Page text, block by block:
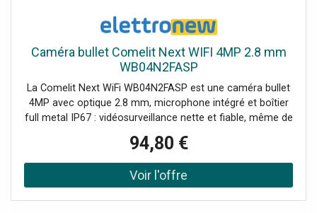
Caméra bullet Comelit Next WIFI 4MP 2.8 mm
WB04N2FASP
La Comelit Next WiFi WB04N2FASP est une caméra bullet
4MP avec optique 2.8 mm, microphone intégré et boîtier
full metal IP67 : vidéosurveillance nette et fiable, même de
Watt Système : Wi-Fi compatible avec kit Wi-Fi série Next
(code WBK4N04NA) Résolution 4MP (2560×1440) pour
des détails plus clairs Optique fixe 2.8 mm avec large
94,80 €